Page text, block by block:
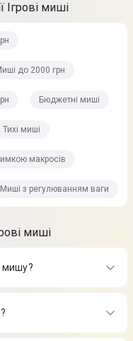
Ігрові миші
до 2000 грн
Бюджетні миші
Тихі миші
макросів
Миші з регулюванням ваги
миші
мишу?
ергономічні
оптичний сенсор з
Гц і кнопки, що
під тип хвата